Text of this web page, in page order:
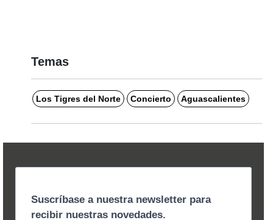
Temas
Los Tigres del Norte Concierto Aguascalientes